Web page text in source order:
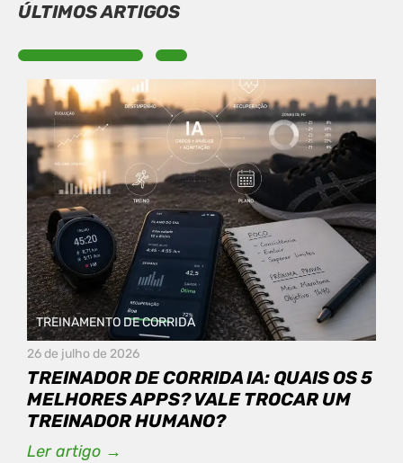
ÚLTIMOS ARTIGOS
TREINAMENTO DE CORRIDA
26 de julho de 2026
TREINADOR DE CORRIDA IA: QUAIS OS 5
MELHORES APPS? VALE TROCAR UM
TREINADOR HUMANO?
Ler artigo →